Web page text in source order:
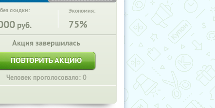
скидки:
руб.
Экономия:
75%
Акция завершилась
ПОВТОРИТЬ АКЦИЮ
Человек проголосовало: 0